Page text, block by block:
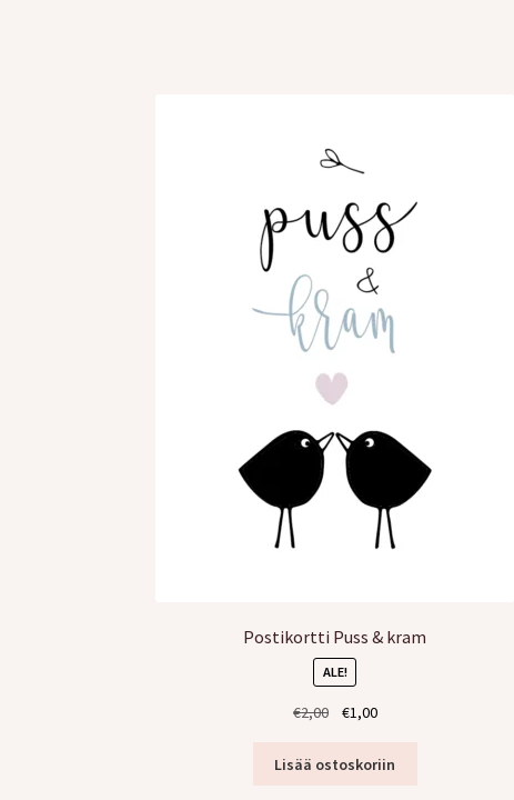
Postikortti Puss & kram
ALE!
€2,00
Alkuperäinen
oli:
€1,00Nykyinen
on:
Lisää ostoskoriin